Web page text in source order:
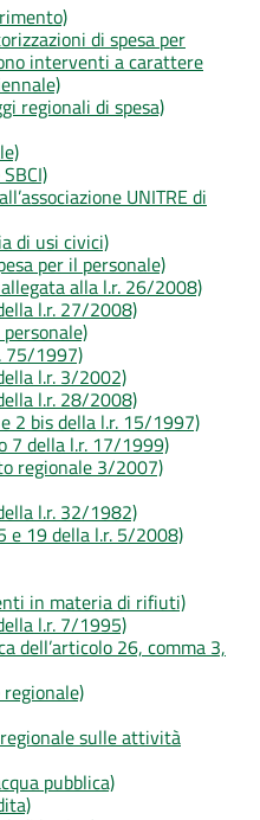
di spesa per
interventi a carattere
regionali di spesa)
UNITRE di
di usi civici)
per il personale)
alla l.r. 26/2008)
l.r. 27/2008)
75/1997)
l.r. 3/2002)
l.r. 28/2008)
2 bis della l.r. 15/1997)
7 della l.r. 17/1999)
regionale 3/2007)
l.r. 32/1982)
e 19 della l.r. 5/2008)
in materia di rifiuti)
l.r. 7/1995)
dell’articolo 26, comma 3,
sulle attività
pubblica)